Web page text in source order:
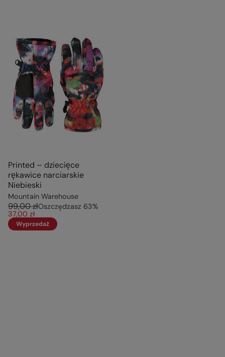
Printed – dziecięce
rękawice narciarskie
Niebieski
Mountain Warehouse
99,00 złOszczędzasz 63%
37,00 zł
Wyprzedaż